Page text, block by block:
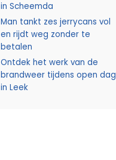
in Scheemda
Man tankt zes jerrycans vol
en rijdt weg zonder te
betalen
Ontdek het werk van de
brandweer tijdens open dag
in Leek